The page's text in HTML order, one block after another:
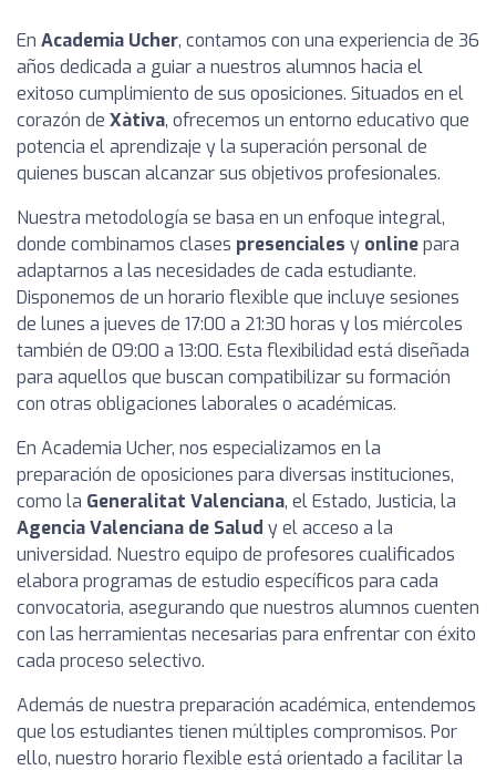
En Academia Ucher, contamos con una experiencia de 36
años dedicada a guiar a nuestros alumnos hacia el
exitoso cumplimiento de sus oposiciones. Situados en el
corazón de Xàtiva, ofrecemos un entorno educativo que
potencia el aprendizaje y la superación personal de
quienes buscan alcanzar sus objetivos profesionales.
Nuestra metodología se basa en un enfoque integral,
donde combinamos clases presenciales y onlinepara
adaptarnos a las necesidades de cada estudiante.
Disponemos de un horario flexible que incluye sesiones
de lunes a jueves de 17:00 a 21:30 horas y los miércoles
también de 09:00 a 13:00. Esta flexibilidad está diseñada
para aquellos que buscan compatibilizar su formación
con otras obligaciones laborales o académicas.
En Academia Ucher, nos especializamos en la
preparación de oposiciones para diversas instituciones,
como la Generalitat Valenciana, el Estado, Justicia, la
Agencia Valenciana de Salud y el acceso a la
universidad. Nuestro equipo de profesores cualificados
elabora programas de estudio específicos para cada
convocatoria, asegurando que nuestros alumnos cuenten
con las herramientas necesarias para enfrentar con éxito
cada proceso selectivo.
Además de nuestra preparación académica, entendemos
que los estudiantes tienen múltiples compromisos. Por
ello, nuestro horario flexible está orientado a facilitar la